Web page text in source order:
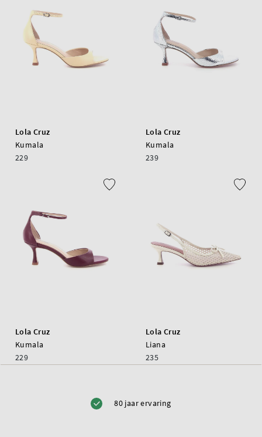
Lola Cruz
Kumala
229
Lola Cruz
Kumala
239
Lola Cruz
Kumala
229
Lola Cruz
Liana
235
80 jaar ervaring